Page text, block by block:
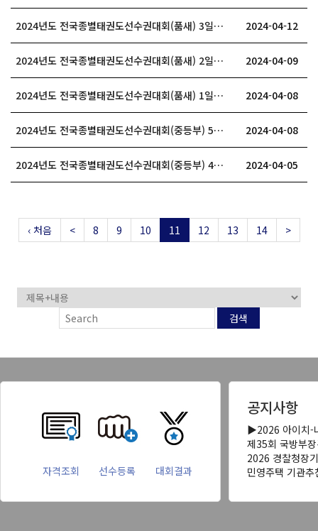
2024년도 전국종별태권도선수권대회(품새) 3일차 대회결과 2024-04-12
2024년도 전국종별태권도선수권대회(품새) 2일차 대회결과 2024-04-09
2024년도 전국종별태권도선수권대회(품새) 1일차 대회결과 2024-04-08
2024년도 전국종별태권도선수권대회(중등부) 5일차 대회결과 2024-04-08
2024년도 전국종별태권도선수권대회(중등부) 4일차 대회결과 2024-04-05
‹ 처음 < 8 9 10 11 12 13 14 >
검색
자격조회 선수등록 대회결과
공지사항
▶2026 아이치-
제35회 국방부
2026 경찰청장
민영주택 기관